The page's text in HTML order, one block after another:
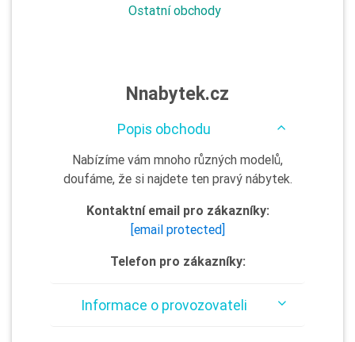
Ostatní obchody
Nnabytek.cz
Popis obchodu
Nabízíme vám mnoho různých modelů,
doufáme, že si najdete ten pravý nábytek.
Kontaktní email pro zákazníky:
[email protected]
Telefon pro zákazníky:
Informace o provozovateli